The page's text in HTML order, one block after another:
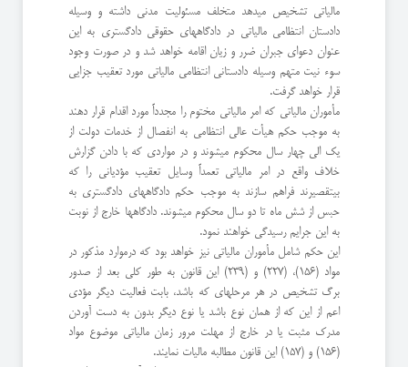
مالیاتی تشخیص میدهد متخلف مسئولیت مدنی داشته و وسیله
دادستان انتظامی مالیاتی در دادگاههای حقوقی دادگستری به این
عنوان دعوای جبران ضرر و زیان اقامه خواهد شد و در صورت وجود
سوء نیت متهم وسیله دادستانی انتظامی مالیاتی مورد تعقیب جزایی
قرار خواهد گرفت.
مأموران مالیاتی که امر مالیاتی مختوم را مجدداً مورد اقدام قرار دهند
به موجب حکم هیأت عالی انتظامی به انفصال از خدمات دولت از
یک الی چهار سال محکوم میشوند و در مواردی که با دادن گزارش
خلاف واقع در امر مالیاتی تعمداً وسایل تعقیب مؤدیانی را که
بیتقصیرند فراهم سازند به موجب حکم دادگاههای دادگستری به
حبس از شش ماه تا دو سال محکوم میشوند. دادگاهها خارج از نوبت
به این جرایم رسیدگی خواهند نمود.
این حکم شامل مأموران مالیاتی نیز خواهد بود که درموارد مذکور در
مواد (156)، (227) و (239) این قانون به طور کلی بعد از صدور
برگ تشخیص در هر مرحلهای که باشد، بابت فعالیت دیگر مؤدی
اعم از این که از همان نوع باشد یا نوع دیگر بدون به دست آوردن
مدرک مثبت یا در خارج از مهلت مرور زمان مالیاتی موضوع مواد
(156) و (157) این قانون مطالبه مالیات نمایند.